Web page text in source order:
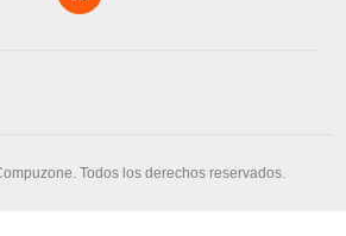
Todos los derechos reservados.